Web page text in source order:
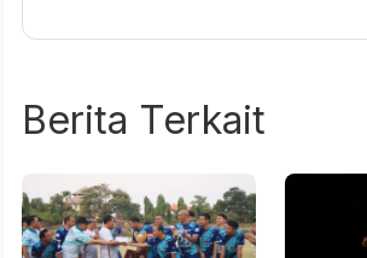
Berita Terkait